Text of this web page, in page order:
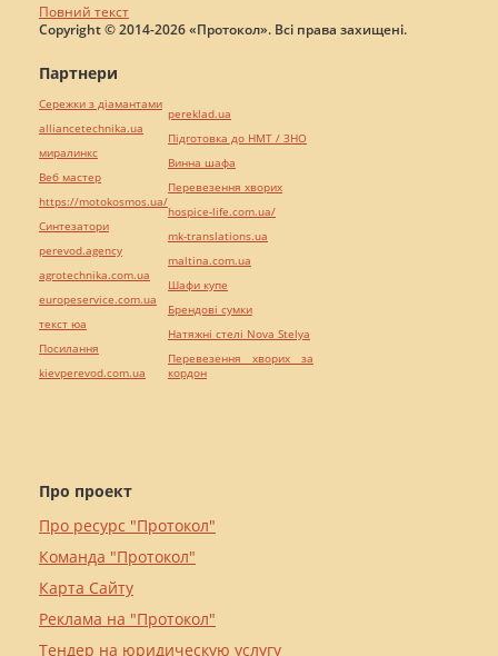
Повний текст
Copyright © 2014-2026 «Протокол». Всі права захищені.
Про проект
Про ресурс "Протокол"
Команда "Протокол"
Карта Сайту
Реклама на "Протокол"
Тендер на юридическую услугу
Партнери
Сережки з діамантами
alliancetechnika.ua
миралинкс
Веб мастер
https://motokosmos.ua/
Синтезатори
perevod.agency
agrotechnika.com.ua
europeservice.com.ua
текст юа
Посилання
kievperevod.com.ua
pereklad.ua
Підготовка до НМТ / ЗНО
Винна шафа
Перевезення хворих
hospice-life.com.ua/
mk-translations.ua
maltina.com.ua
Шафи купе
Брендові сумки
Натяжні стелі Nova Stelya
Перевезення хворих за
кордон